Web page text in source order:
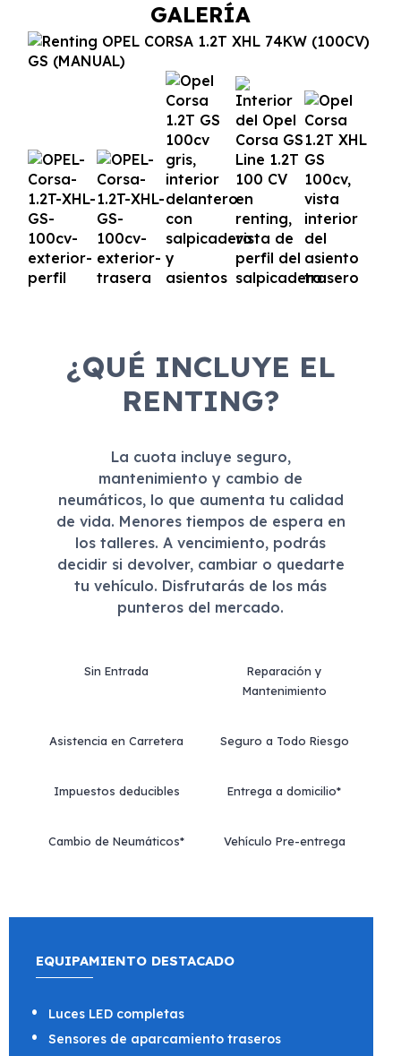
GALERÍA
¿QUÉ INCLUYE EL
RENTING?
La cuota incluye seguro,
mantenimiento y cambio de
neumáticos, lo que aumenta tu calidad
de vida. Menores tiempos de espera en
los talleres. A vencimiento, podrás
decidir si devolver, cambiar o quedarte
tu vehículo. Disfrutarás de los más
punteros del mercado.
Sin Entrada
Reparación y
Mantenimiento
Asistencia en Carretera Seguro a Todo Riesgo
Impuestos deducibles Entrega a domicilio*
Cambio de Neumáticos* Vehículo Pre-entrega
EQUIPAMIENTO DESTACADO
Luces LED completas
Sensores de aparcamiento traseros